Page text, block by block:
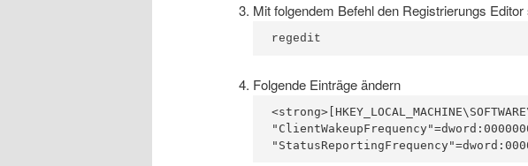
Mit folgendem Befehl den Registrierungs Editor
regedit
Folgende Einträge ändern